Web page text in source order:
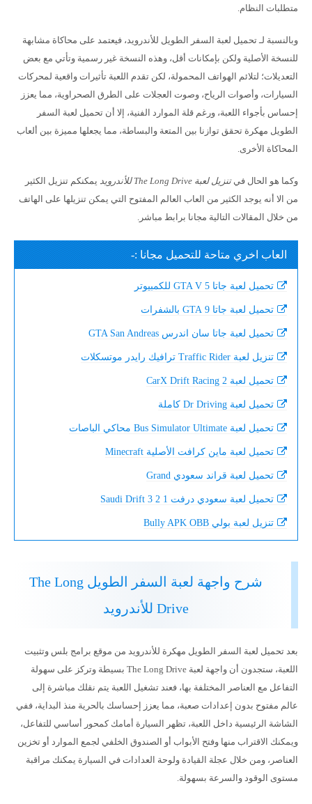
متطلبات النظام.
وبالنسبة لـ تحميل لعبة السفر الطويل للأندرويد، فيعتمد على محاكاة مشابهة
للنسخة الأصلية ولكن بإمكانات أقل، وهذه النسخة غير رسمية وتأتي مع بعض
التعديلات؛ لتلائم الهواتف المحمولة، لكن تقدم اللعبة تأثيرات واقعية لمحركات
السيارات، وأصوات الرياح، وصوت العجلات على الطرق الصحراوية، مما يعزز
إحساس بأجواء اللعبة، ورغم قلة الموارد الفنية، إلا أن تحميل لعبة السفر
الطويل مهكرة تحقق توازنا بين المتعة والبساطة، مما يجعلها مميزة بين ألعاب
المحاكاة الأخرى.
وكما هو الحال فيتنزيل لعبة The Long Drive للأندرويد
يمكنكم تنزيل الكثير
من الا أنه يوجد الكثير من العاب العالم المفتوح التي يمكن تنزيلها على الهاتف
من خلال المقالات التالية مجانا برابط مباشر.
العاب اخري متاحة للتحميل مجانا :-
تحميل لعبة جاتا 5 GTA V للكمبيوتر
تحميل لعبة جاتا 9 GTA بالشفرات
تحميل لعبة جاتا سان اندرس GTA San Andreas
تنزيل لعبة Traffic Rider ترافيك رايدر موتسكلات
تحميل لعبة CarX Drift Racing 2
تحميل لعبة Dr Driving كاملة
تحميل لعبة Bus Simulator Ultimate محاكي الباصات
تحميل لعبة ماين كرافت الأصلية Minecraft
تحميل لعبة قراند سعودي Grand
تحميل لعبة سعودي درفت 1 2 3 Saudi Drift
تنزيل لعبة بولي Bully APK OBB
شرح واجهة لعبة السفر الطويل The Long
Drive للأندرويد
بعد تحميل لعبة السفر الطويل مهكرة للأندرويد من موقع برامج بلس وتثبيت
اللعبة، ستجدون أن واجهة لعبة The Long Drive بسيطة وتركز على سهولة
التفاعل مع العناصر المختلفة بها، فعند تشغيل اللعبة يتم نقلك مباشرة إلى
عالم مفتوح بدون إعدادات صعبة، مما يعزز إحساسك بالحرية منذ البداية، ففي
الشاشة الرئيسية داخل اللعبة، تظهر السيارة أمامك كمحور أساسي للتفاعل،
ويمكنك الاقتراب منها وفتح الأبواب أو الصندوق الخلفي لجمع الموارد أو تخزين
العناصر، ومن خلال عجلة القيادة ولوحة العدادات في السيارة يمكنك مراقبة
مستوى الوقود والسرعة بسهولة.